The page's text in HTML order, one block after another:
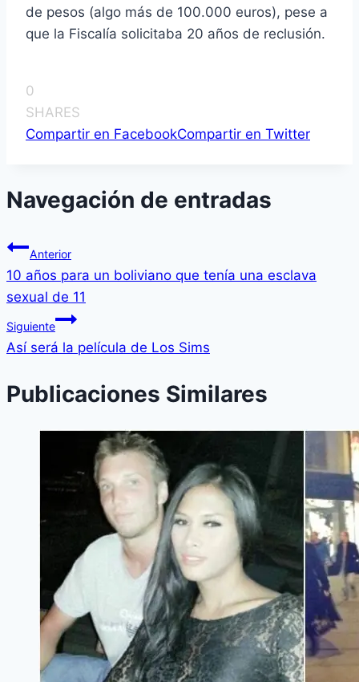
de pesos (algo más de 100.000 euros), pese a
que la Fiscalí­a solicitaba 20 años de reclusión.
0
SHARES
Compartir en FacebookCompartir en Twitter
Navegación de entradas
Anterior
10 años para un boliviano que tení­a una esclava
sexual de 11
Siguiente
Así­ será la pelí­cula de Los Sims
Publicaciones Similares